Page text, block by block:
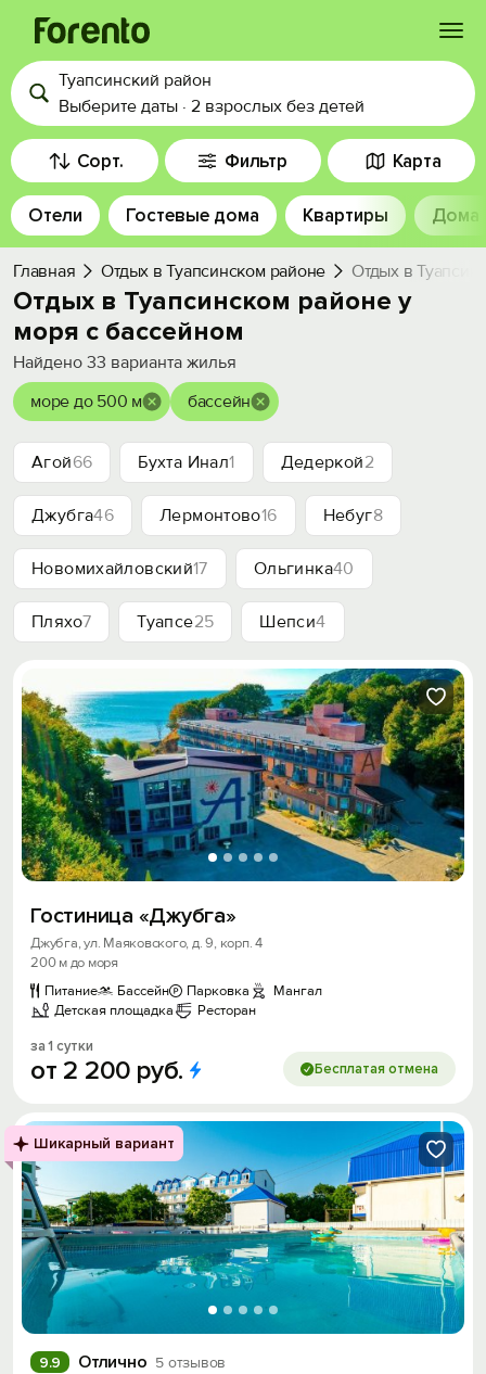
Войти
Избранное
История просмотра
Добавить свой объект
Туапсинский район
Выберите даты · 2 взрослых без детей
Сорт. Фильтр Карта
Отели Гостевые дома Квартиры Дома
Главная Отдых в Туапсинском районе Отдых в
Отдых в Туапсинском районе у
моря с бассейном
Найдено 33 варианта жилья
море до 500 м
бассейн
Агой66 Бухта Инал1 Дедеркой2
Джубга46 Лермонтово16 Небуг8
Новомихайловский17 Ольгинка40
Пляхо7 Туапсе25 Шепси4
Гостиница «Джубга»
Джубга, ул. Маяковского, д. 9, корп. 4
200 м до моря
Питание
Бассейн Парковка
Мангал
Детская площадка
Ресторан
за 1 сутки
от 2 200 руб. Бесплатая отмена
Шикарный вариант
Отлично 5 отзывов
9.9